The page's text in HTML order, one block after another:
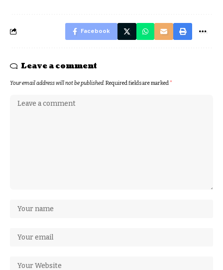
Facebook
Leave a comment
Your email address will not be published.Required fields are marked*